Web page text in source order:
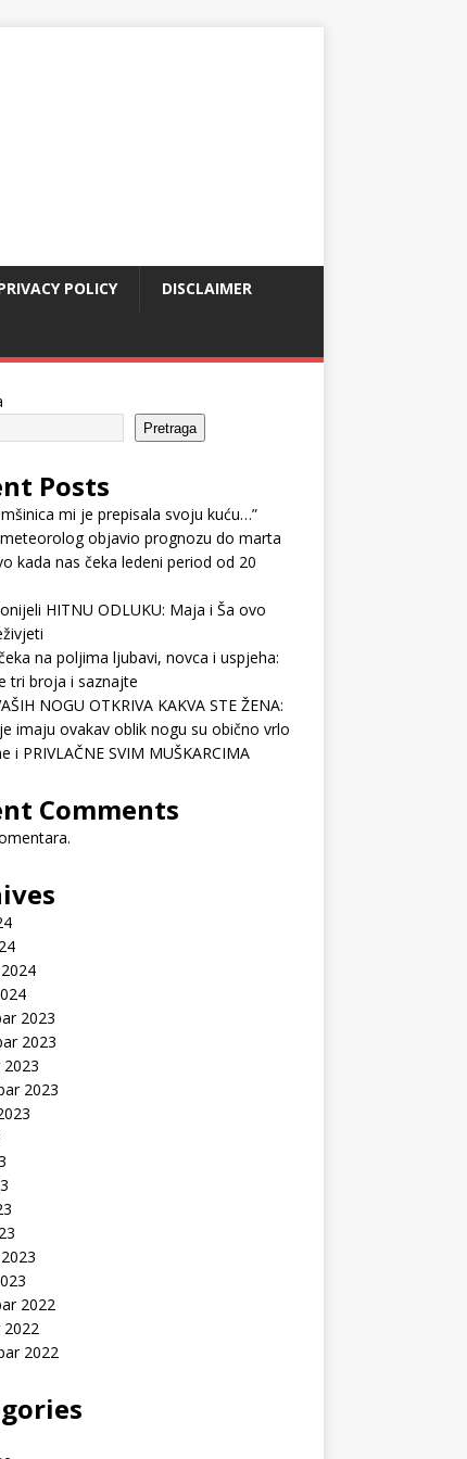
POLICY DISCLAIMER
Pretraga
Posts
mi je prepisala svoju kuću…”
objavio prognozu do marta
kada nas čeka ledeni period od 20
HITNU ODLUKU: Maja i Ša ovo
na poljima ljubavi, novca i uspjeha:
tri broja i saznajte
NOGU OTKRIVA KAKVA STE ŽENA:
imaju ovakav oblik nogu su obično vrlo
i PRIVLAČNE SVIM MUŠKARCIMA
Comments
2023
2023
2023
2022
2022